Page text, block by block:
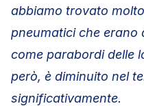
abbiamo trovato
pneumatici che erano
come parabordi delle
però, è diminuito nel
significativamente.